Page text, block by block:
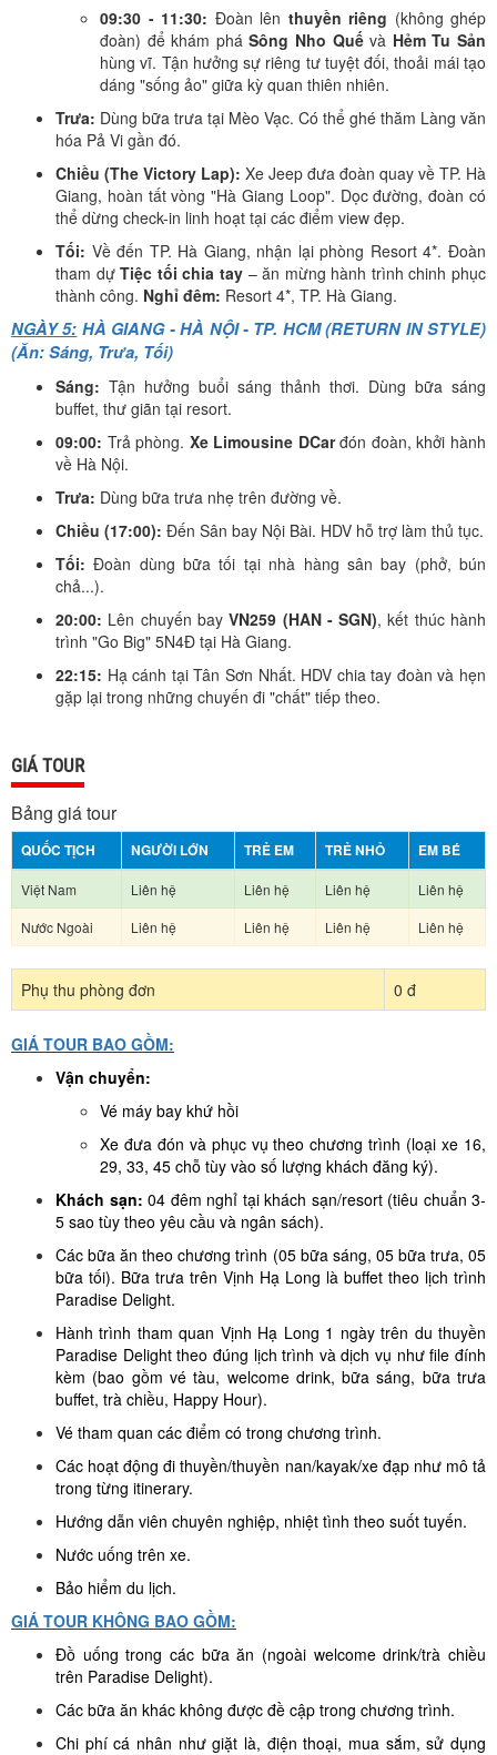
09:30 - 11:30: Đoàn lên thuyền riêng (không ghép
đoàn) để khám pháSông Nho Quếvà Hẻm Tu Sản
hùng vĩ. Tận hưởng sự riêng tư tuyệt đối, thoải mái tạo
dáng "sống ảo" giữa kỳ quan thiên nhiên.
Trưa: Dùng bữa trưa tại Mèo Vạc. Có thể ghé thăm Làng văn
hóa Pả Vi gần đó.
Chiều (The Victory Lap): Xe Jeep đưa đoàn quay về TP. Hà
Giang, hoàn tất vòng "Hà Giang Loop". Dọc đường, đoàn có
thể dừng check-in linh hoạt tại các điểm view đẹp.
Tối: Về đến TP. Hà Giang, nhận lại phòng Resort 4*. Đoàn
tham dựTiệc tối chia tay– ăn mừng hành trình chinh phục
thành công. Nghỉ đêm: Resort 4*, TP. Hà Giang.
NGÀY 5: HÀ GIANG - HÀ NỘI - TP. HCM (RETURN IN STYLE)
(Ăn: Sáng, Trưa, Tối)
Sáng: Tận hưởng buổi sáng thảnh thơi. Dùng bữa sáng
buffet, thư giãn tại resort.
09:00: Trả phòng. Xe Limousine DCarđón đoàn, khởi hành
về Hà Nội.
Trưa: Dùng bữa trưa nhẹ trên đường về.
Chiều (17:00): Đến Sân bay Nội Bài. HDV hỗ trợ làm thủ tục.
Tối: Đoàn dùng bữa tối tại nhà hàng sân bay (phở, bún
chả...).
20:00: Lên chuyến bayVN259 (HAN - SGN), kết thúc hành
trình "Go Big" 5N4Đ tại Hà Giang.
22:15: Hạ cánh tại Tân Sơn Nhất. HDV chia tay đoàn và hẹn
gặp lại trong những chuyến đi "chất" tiếp theo.
GIÁ TOUR
Bảng giá tour
QUỐC TỊCH NGƯỜI LỚN TRẺ EM TRẺ NHỎ EM BÉ
Việt Nam Liên hệ Liên hệ Liên hệ
Liên hệ
Nước Ngoài
Liên hệ Liên hệ Liên hệ Liên hệ
Phụ thu phòng đơn 0 đ
GIÁ TOUR BAO GỒM:
Vận chuyển:
Vé máy bay khứ hồi
Xe đưa đón và phục vụ theo chương trình (loại xe 16,
29, 33, 45 chỗ tùy vào số lượng khách đăng ký).
Khách sạn: 04 đêm nghỉ tại khách sạn/resort (tiêu chuẩn 3-
5 sao tùy theo yêu cầu và ngân sách).
Các bữa ăn theo chương trình (05 bữa sáng, 05 bữa trưa, 05
bữa tối). Bữa trưa trên Vịnh Hạ Long là buffet theo lịch trình
Paradise Delight.
Hành trình tham quan Vịnh Hạ Long 1 ngày trên du thuyền
Paradise Delight theo đúng lịch trình và dịch vụ như file đính
kèm (bao gồm vé tàu, welcome drink, bữa sáng, bữa trưa
buffet, trà chiều, Happy Hour).
Vé tham quan các điểm có trong chương trình.
Các hoạt động đi thuyền/thuyền nan/kayak/xe đạp như mô tả
trong từng itinerary.
Hướng dẫn viên chuyên nghiệp, nhiệt tình theo suốt tuyến.
Nước uống trên xe.
Bảo hiểm du lịch.
GIÁ TOUR KHÔNG BAO GỒM:
Đồ uống trong các bữa ăn (ngoài welcome drink/trà chiều
trên Paradise Delight).
Các bữa ăn khác không được đề cập trong chương trình.
Chi phí cá nhân như giặt là, điện thoại, mua sắm, sử dụng